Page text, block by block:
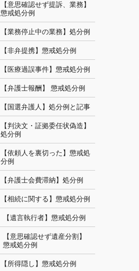
【意思確認せず提訴、業務】
懲戒処分例
【業務停止中の業務】処分例
【非弁提携】懲戒処分例
【医療過誤事件】懲戒処分例
【弁護士報酬】 懲戒処分例
【国選弁護人】処分例と記事
【判決文・証拠委任状偽造】
処分例
【依頼人を裏切った】懲戒処
分例
【弁護士会費滞納】処分例
【相続に関する】懲戒処分例
【遺言執行者】懲戒処分例
【意思確認せず遺産分割】
懲戒処分例
【所得隠し】懲戒処分例